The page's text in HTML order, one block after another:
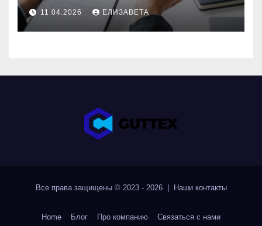
11.04.2026 ЕЛИЗАВЕТА
Все права защищены © 2023 - 2026 | Наши контакты
Home Блог Про компанию Связаться с нами